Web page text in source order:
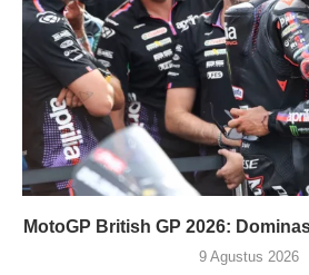
MotoGP British GP 2026:
9 Agustus 2026